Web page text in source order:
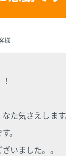
様
た気さえしま
。
いました。。